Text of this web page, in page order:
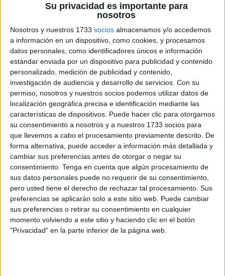
Su privacidad es importante para
nosotros
Nosotros y nuestros 1733 socios almacenamos y/o accedemos
a información en un dispositivo, como cookies, y procesamos
datos personales, como identificadores únicos e información
estándar enviada por un dispositivo para publicidad y contenido
personalizado, medición de publicidad y contenido,
investigación de audiencia y desarrollo de servicios. Con su
permiso, nosotros y nuestros socios podemos utilizar datos de
localización geográfica precisa e identificación mediante las
características de dispositivos. Puede hacer clic para otorgarnos
su consentimiento a nosotros y a nuestros 1733 socios para
que llevemos a cabo el procesamiento previamente descrito. De
forma alternativa, puede acceder a información más detallada y
cambiar sus preferencias antes de otorgar o negar su
consentimiento. Tenga en cuenta que algún procesamiento de
sus datos personales puede no requerir de su consentimiento,
pero usted tiene el derecho de rechazar tal procesamiento. Sus
preferencias se aplicarán solo a este sitio web. Puede cambiar
sus preferencias o retirar su consentimiento en cualquier
momento volviendo a este sitio y haciendo clic en el botón
"Privacidad" en la parte inferior de la página web.
SÍGUENOS EN INSTAGRAM
PINCHA AQUÍ